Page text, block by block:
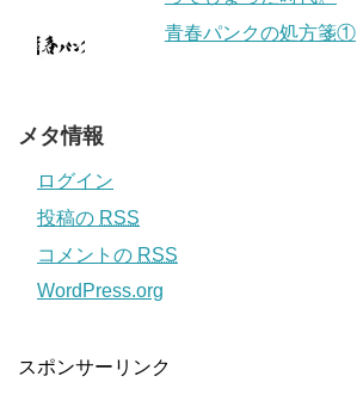
青春パンクの処方箋①
メタ情報
ログイン
投稿の RSS
コメントの RSS
WordPress.org
スポンサーリンク